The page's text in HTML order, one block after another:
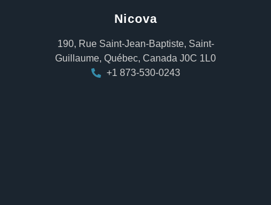
Nicova
190, Rue Saint-Jean-Baptiste, Saint-
Guillaume, Québec, Canada J0C 1L0
+1 873-530-0243